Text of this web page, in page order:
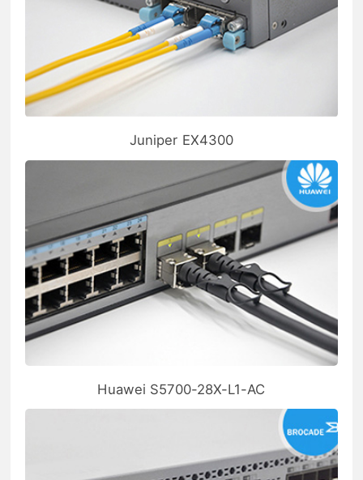
Juniper EX4300
Huawei S5700-28X-L1-AC